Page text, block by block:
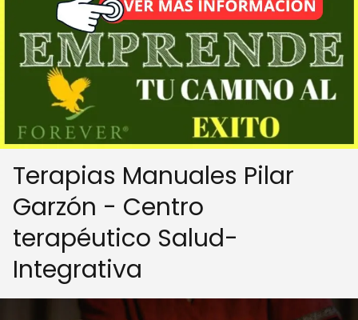
Terapias Manuales Pilar
Garzón - Centro
terapéutico Salud-
Integrativa